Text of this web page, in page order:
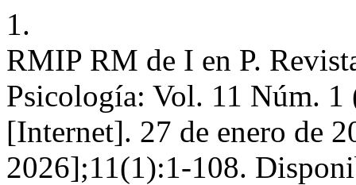
1.
RMIP RM de I en P.
Psicología: Vol. 11 Núm.
[Internet]. 27 de enero de
2026];11(1):1-108.